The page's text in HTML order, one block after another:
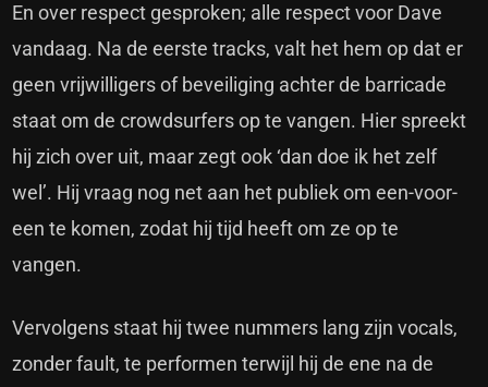
En over respect gesproken; alle respect voor Dave
vandaag. Na de eerste tracks, valt het hem op dat er
geen vrijwilligers of beveiliging achter de barricade
staat om de crowdsurfers op te vangen. Hier spreekt
hij zich over uit, maar zegt ook ‘dan doe ik het zelf
wel’. Hij vraag nog net aan het publiek om een-voor-
een te komen, zodat hij tijd heeft om ze op te
vangen.
Vervolgens staat hij twee nummers lang zijn vocals,
zonder fault, te performen terwijl hij de ene na de